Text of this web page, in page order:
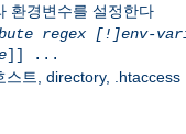
환경변수를 설정한다
regex [!]env-
]] ...
스트, directory, .htaccess